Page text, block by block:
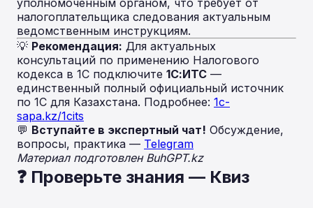
уполномоченным органом, что требует от
налогоплательщика следования актуальным
ведомственным инструкциям.
💡 Рекомендация: Для актуальных
консультаций по применению Налогового
кодекса в 1С подключите 1С:ИТС —
единственный полный официальный источник
по 1С для Казахстана. Подробнее: 1c-
sapa.kz/1cits
💬 Вступайте в экспертный чат! Обсуждение,
вопросы, практика — Telegram
Материал подготовлен BuhGPT.kz
❓ Проверьте знания — Квиз